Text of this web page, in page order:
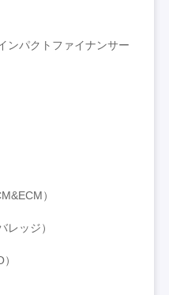
ンパクトファイナンサー
）
レッジ）